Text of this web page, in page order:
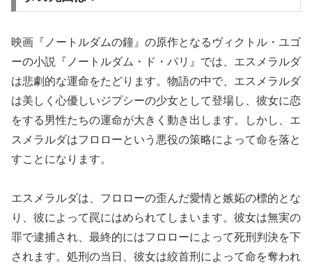
映画『ノートルダムの鐘』の原作となるヴィクトル・ユゴ
ーの小説『ノートルダム・ド・パリ』では、エスメラルダ
は悲劇的な運命をたどります。物語の中で、エスメラルダ
は美しく心優しいジプシーの少女として登場し、彼女に恋
をする男性たちの運命が大きく動き出します。しかし、エ
スメラルダはフロローという悪役の策略によって命を落と
すことになります。
エスメラルダは、フロローの歪んだ愛情と嫉妬の標的とな
り、彼によって罠にはめられてしまいます。彼女は無実の
罪で逮捕され、最終的にはフロローによって死刑判決を下
されます。処刑の当日、彼女は絞首刑によって命を奪われ